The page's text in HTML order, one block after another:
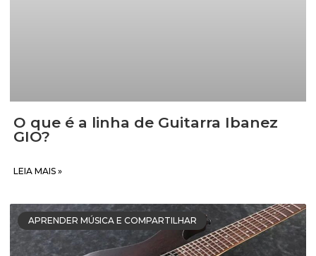
O que é a linha de Guitarra Ibanez
GIO?
LEIA MAIS »
APRENDER MÚSICA E COMPARTILHAR